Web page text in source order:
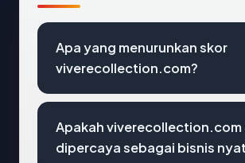
Apa yang menurunkan skor
viverecollection.com?
Apakah
dipercaya sebagai bisnis